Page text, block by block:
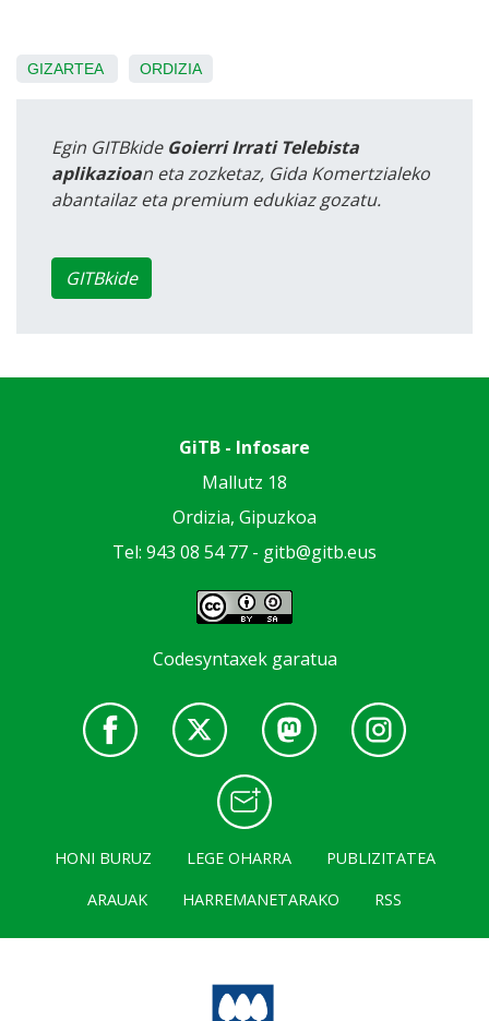
GIZARTEA ORDIZIA
Egin GITBkide Goierri Irrati Telebista
aplikazioan eta zozketaz, Gida Komertzialeko
abantailaz eta premium edukiaz gozatu.
GITBkide
GiTB - Infosare
Mallutz 18
Ordizia, Gipuzkoa
Tel: 943 08 54 77 - gitb@gitb.eus
Codesyntaxek garatua
HONI BURUZ LEGE OHARRA
PUBLIZITATEA
ARAUAK
HARREMANETARAKO RSS